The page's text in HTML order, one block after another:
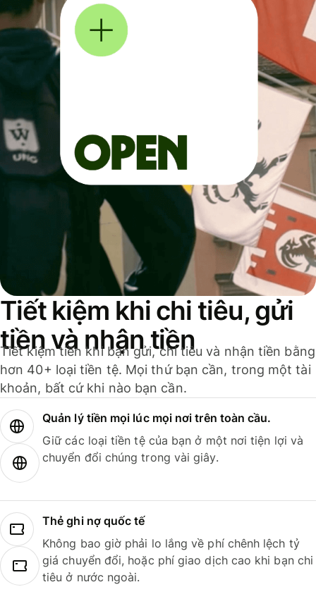
Tiết kiệm khi chi tiêu, gửi
tiền và nhận tiền
Tiết kiệm tiền khi bạn gửi, chi tiêu và nhận tiền bằng
hơn 40+ loại tiền tệ. Mọi thứ bạn cần, trong một tài
khoản, bất cứ khi nào bạn cần.
Quản lý tiền mọi lúc mọi nơi trên toàn cầu.
Giữ các loại tiền tệ của bạn ở một nơi tiện lợi và
chuyển đổi chúng trong vài giây.
Thẻ ghi nợ quốc tế
Không bao giờ phải lo lắng về phí chênh lệch tỷ
giá chuyển đổi, hoặc phí giao dịch cao khi bạn chi
tiêu ở nước ngoài.